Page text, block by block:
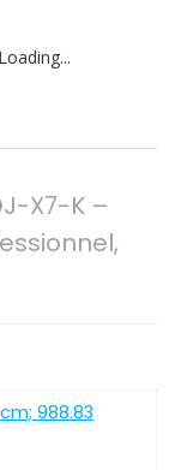
X7-K –
cm; 988.83